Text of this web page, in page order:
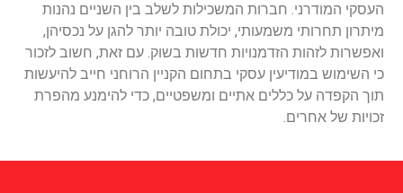
העסקי המודרני. חברות המשכילות לשלב בין השניים נהנות
מיתרון תחרותי משמעותי, יכולת טובה יותר להגן על נכסיהן,
ואפשרות לזהות הזדמנויות חדשות בשוק. עם זאת, חשוב לזכור
כי השימוש במודיעין עסקי בתחום הקניין הרוחני חייב להיעשות
תוך הקפדה על כללים אתיים ומשפטיים, כדי להימנע מהפרת
זכויות של אחרים.